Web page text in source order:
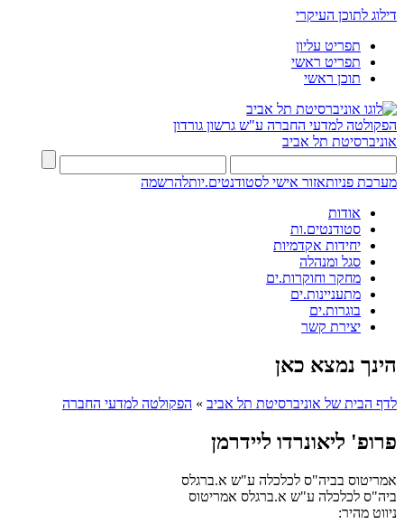
דילוג לתוכן העיקרי
תפריט עליון
תפריט ראשי
תוכן ראשי
הפקולטה למדעי החברה ע"ש גרשון גורדון
אוניברסיטת תל אביב
מערכת פניותאזור אישי לסטודנטים.יותלהרשמה
אודות
סטודנטים.ות
יחידות אקדמיות
סגל ומנהלה
מחקר וחוקרות.ים
מתעניינות.ים
בוגרות.ים
יצירת קשר
הינך נמצא כאן
לדף הבית של אוניברסיטת תל אביב » הפקולטה למדעי החברה
פרופ' ליאונרדו ליידרמן
אמריטוס בביה"ס לכלכלה ע"ש א.ברגלס
ביה"ס לכלכלה ע"ש א.ברגלס אמריטוס
ניווט מהיר: